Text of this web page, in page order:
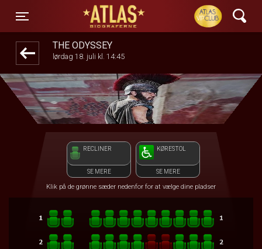
Toggle navigation
ATLAS Biograferne
THE ODYSSEY
lørdag 18. juli kl. 14:45
RECLINER
SE MERE
KØRESTOL
SE MERE
Klik på de grønne sæder nedenfor for at vælge dine pladser
front05-temp 033031